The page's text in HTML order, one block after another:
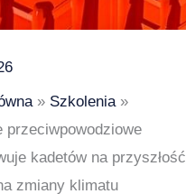
Szkolenia
przeciwpowodziowe
kadetów na przyszłość
zmiany klimatu